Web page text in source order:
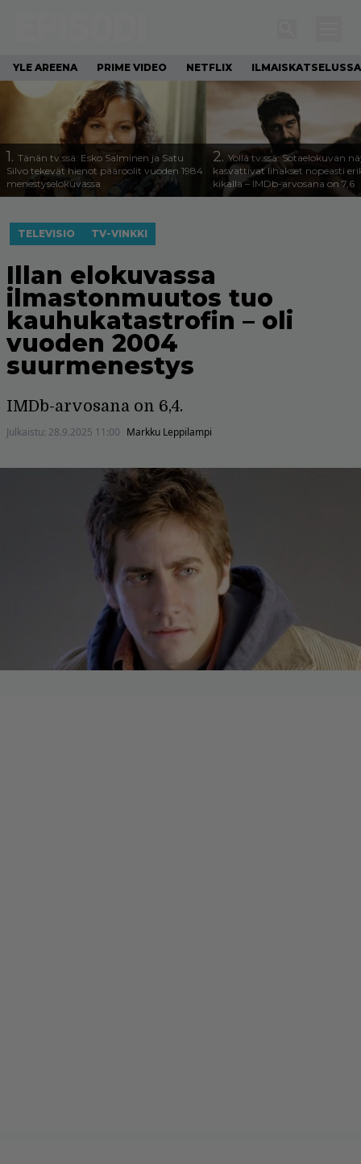
YLE AREENA PRIME VIDEO NETFLIX ILMAISKATSELUSSA
1. Tänän tv:ssä: Esko Salminen ja Satu
Silvo tekevät hienot pääroolit vuoden 1984
menestyselokuvassa
2. Yöllä tv:ssä: Sotaelokuvan
kasvattivat lihakset nopeasti
kikalla – IMDb-arvosana on 7,6
TELEVISIO TV-VINKKI
Illan elokuvassa
ilmastonmuutos tuo
kauhukatastrofin – oli
vuoden 2004
suurmenestys
IMDb-arvosana on 6,4.
Julkaistu: 28.9.2025 11:00 Markku Leppilampi